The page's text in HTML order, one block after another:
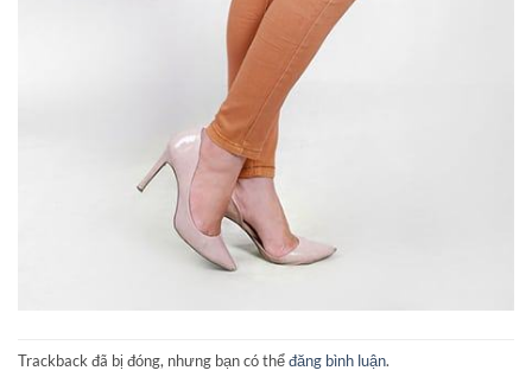
Trackback đã bị đóng, nhưng bạn có thểđăng bình luận.